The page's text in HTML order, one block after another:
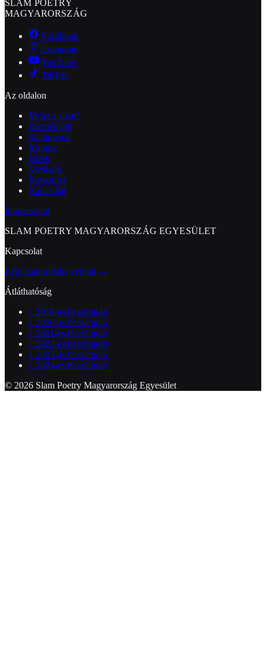
SLAM POETRY
MAGYARORSZÁG
Facebook
Instagram
YouTube
TikTok
Az oldalon
Mi az a slam?
Események
Slammerek
Klubok
Hírek
Médiatár
Egyesület
Kapcsolat
Impresszum
SLAM POETRY MAGYARORSZÁG EGYESÜLET
Kapcsolat
Lépj kapcsolatba velünk →
Átláthatóság
↓ 2018-as beszámoló
↓ 2020-as beszámoló
↓ 2021-es beszámoló
↓ 2022-es beszámoló
↓ 2023-as beszámoló
↓ 2024-es beszámoló
© 2026 Slam Poetry Magyarország Egyesület